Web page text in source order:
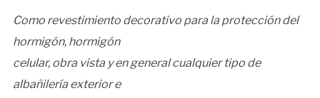
Como revestimiento decorativo para la protección del
hormigón, hormigón
celular, obra vista y en general cualquier tipo de
albañilería exterior e